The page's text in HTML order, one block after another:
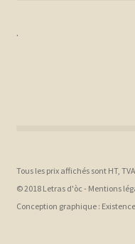
.
Tous les prix affichés sont HT,
© 2018 Letras d'òc - Mentions
Conception graphique :